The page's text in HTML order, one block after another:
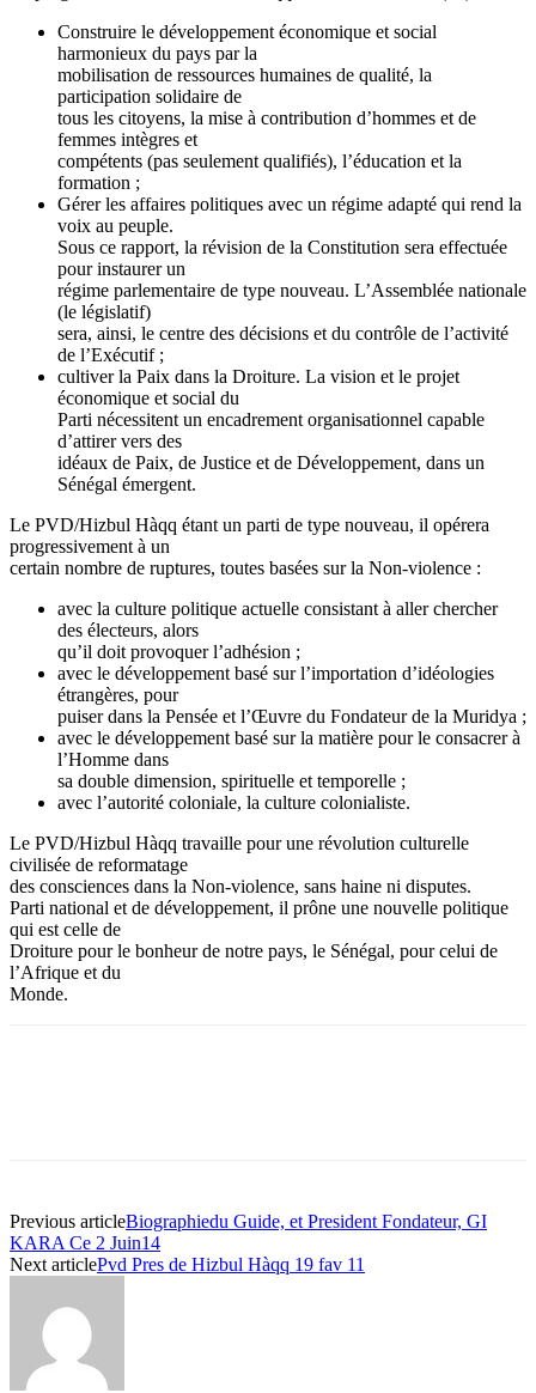
Construire le développement économique et social
harmonieux du pays par la
mobilisation de ressources humaines de qualité, la
participation solidaire de
tous les citoyens, la mise à contribution d’hommes et de
femmes intègres et
compétents (pas seulement qualifiés), l’éducation et la
formation ;
Gérer les affaires politiques avec un régime adapté qui rend la
voix au peuple.
Sous ce rapport, la révision de la Constitution sera effectuée
pour instaurer un
régime parlementaire de type nouveau. L’Assemblée nationale
(le législatif)
sera, ainsi, le centre des décisions et du contrôle de l’activité
de l’Exécutif ;
cultiver la Paix dans la Droiture. La vision et le projet
économique et social du
Parti nécessitent un encadrement organisationnel capable
d’attirer vers des
idéaux de Paix, de Justice et de Développement, dans un
Sénégal émergent.
Le PVD/Hizbul Hàqq étant un parti de type nouveau, il opérera
progressivement à un
certain nombre de ruptures, toutes basées sur la Non-violence :
avec la culture politique actuelle consistant à aller chercher
des électeurs, alors
qu’il doit provoquer l’adhésion ;
avec le développement basé sur l’importation d’idéologies
étrangères, pour
puiser dans la Pensée et l’Œuvre du Fondateur de la Muridya ;
avec le développement basé sur la matière pour le consacrer à
l’Homme dans
sa double dimension, spirituelle et temporelle ;
avec l’autorité coloniale, la culture colonialiste.
Le PVD/Hizbul Hàqq travaille pour une révolution culturelle
civilisée de reformatage
des consciences dans la Non-violence, sans haine ni disputes.
Parti national et de développement, il prône une nouvelle politique
qui est celle de
Droiture pour le bonheur de notre pays, le Sénégal, pour celui de
l’Afrique et du
Monde.
Previous articleBiographiedu Guide, et President Fondateur, GI
KARA Ce 2 Juin14
Next articlePvd Pres de Hizbul Hàqq 19 fav 11